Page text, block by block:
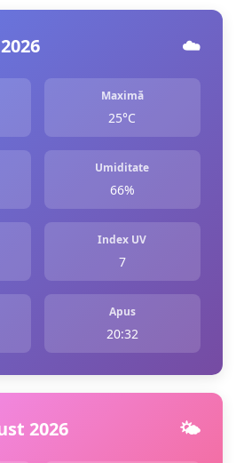
☁️
Maximă
25°C
Umiditate
66%
Index UV
7
Apus
20:32
2026 🌤️